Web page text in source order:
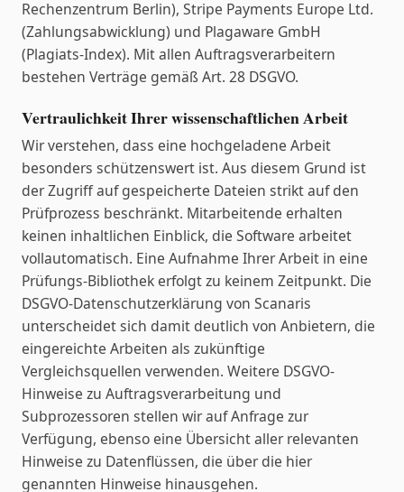
Rechenzentrum Berlin), Stripe Payments Europe Ltd.
(Zahlungsabwicklung) und Plagaware GmbH
(Plagiats-Index). Mit allen Auftragsverarbeitern
bestehen Verträge gemäß Art. 28 DSGVO.
Vertraulichkeit Ihrer wissenschaftlichen Arbeit
Wir verstehen, dass eine hochgeladene Arbeit
besonders schützenswert ist. Aus diesem Grund ist
der Zugriff auf gespeicherte Dateien strikt auf den
Prüfprozess beschränkt. Mitarbeitende erhalten
keinen inhaltlichen Einblick, die Software arbeitet
vollautomatisch. Eine Aufnahme Ihrer Arbeit in eine
Prüfungs-Bibliothek erfolgt zu keinem Zeitpunkt. Die
DSGVO-Datenschutzerklärung von Scanaris
unterscheidet sich damit deutlich von Anbietern, die
eingereichte Arbeiten als zukünftige
Vergleichsquellen verwenden. Weitere DSGVO-
Hinweise zu Auftragsverarbeitung und
Subprozessoren stellen wir auf Anfrage zur
Verfügung, ebenso eine Übersicht aller relevanten
Hinweise zu Datenflüssen, die über die hier
genannten Hinweise hinausgehen.